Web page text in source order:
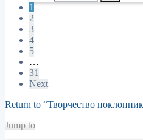
1
2
3
4
5
…
31
Next
Return to “Творчество
Jump to